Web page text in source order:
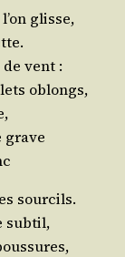
glisse,
vent :
oblongs,
grave
sourcils.
subtil,